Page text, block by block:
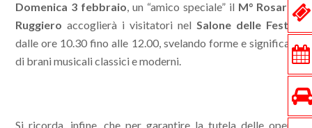
Domenica 3 febbraio, un “amico speciale” il M° Rosario
Ruggiero accoglierà i visitatori nel Salone delle Feste
dalle ore 10.30 fino alle 12.00, svelando forme e significati
di brani musicali classici e moderni.
Si ricorda, infine, che per garantire la tutela delle opere